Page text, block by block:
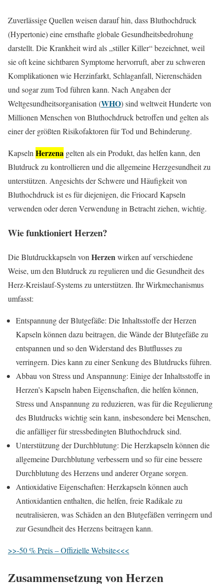
Zuverlässige Quellen weisen darauf hin, dass Bluthochdruck
(Hypertonie) eine ernsthafte globale Gesundheitsbedrohung
darstellt. Die Krankheit wird als „stiller Killer“ bezeichnet, weil
sie oft keine sichtbaren Symptome hervorruft, aber zu schweren
Komplikationen wie Herzinfarkt, Schlaganfall, Nierenschäden
und sogar zum Tod führen kann. Nach Angaben der
Weltgesundheitsorganisation (WHO) sind weltweit Hunderte von
Millionen Menschen von Bluthochdruck betroffen und gelten als
einer der größten Risikofaktoren für Tod und Behinderung.
KapselnHerzena gelten als ein Produkt, das helfen kann, den
Blutdruck zu kontrollieren und die allgemeine Herzgesundheit zu
unterstützen. Angesichts der Schwere und Häufigkeit von
Bluthochdruck ist es für diejenigen, die Friocard Kapseln
verwenden oder deren Verwendung in Betracht ziehen, wichtig.
Wie funktioniert Herzen?
Die Blutdruckkapseln von Herzenwirken auf verschiedene
Weise, um den Blutdruck zu regulieren und die Gesundheit des
Herz-Kreislauf-Systems zu unterstützen. Ihr Wirkmechanismus
umfasst:
Entspannung der Blutgefäße: Die Inhaltsstoffe der Herzen
Kapseln können dazu beitragen, die Wände der Blutgefäße zu
entspannen und so den Widerstand des Blutflusses zu
verringern. Dies kann zu einer Senkung des Blutdrucks führen.
Abbau von Stress und Anspannung: Einige der Inhaltsstoffe in
Herzen’s Kapseln haben Eigenschaften, die helfen können,
Stress und Anspannung zu reduzieren, was für die Regulierung
des Blutdrucks wichtig sein kann, insbesondere bei Menschen,
die anfälliger für stressbedingten Bluthochdruck sind.
Unterstützung der Durchblutung: Die Herzkapseln können die
allgemeine Durchblutung verbessern und so für eine bessere
Durchblutung des Herzens und anderer Organe sorgen.
Antioxidative Eigenschaften: Herzkapseln können auch
Antioxidantien enthalten, die helfen, freie Radikale zu
neutralisieren, was Schäden an den Blutgefäßen verringern und
zur Gesundheit des Herzens beitragen kann.
>>-50 % Preis – Offizielle Website<<<
Zusammensetzung von Herzen